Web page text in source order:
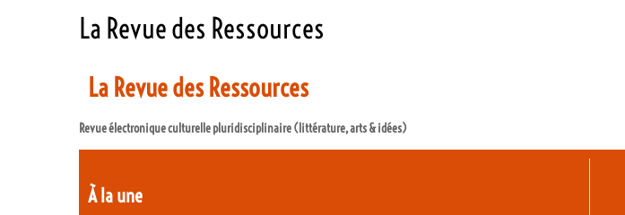
La Revue des Ressources
La Revue des Ressources
Revue électronique culturelle pluridisciplinaire (littérature, arts & idées)
À la une